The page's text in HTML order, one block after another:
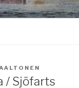
/ Sjöfarts